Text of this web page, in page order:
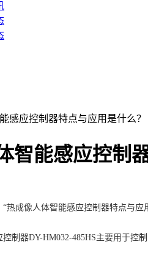
感应控制器特点与应用是什么？
智能感应控制
成像人体智能感应控制器特点与应
制器DY-HM032-485HS主要用于控